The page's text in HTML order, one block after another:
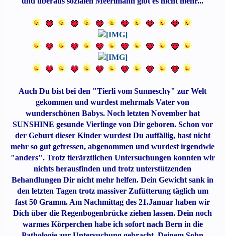
Auch Du bist bei den "Tierli vom Sunneschy" zur Welt
gekommen und wurdest mehrmals Vater von
wunderschönen Babys. Noch letzten November hat
SUNSHINE gesunde Vierlinge von Dir geboren. Schon vor
der Geburt dieser Kinder wurdest Du auffällig, hast nicht
mehr so gut gefressen, abgenommen und wurdest irgendwie
"anders". Trotz tierärztlichen Untersuchungen konnten wir
nichts herausfinden und trotz unterstützenden
Behandlungen Dir nicht mehr helfen. Dein Gewicht sank in
den letzten Tagen trotz massiver Zufütterung täglich um
fast 50 Gramm. Am Nachmittag des 21.Januar haben wir
Dich über die Regenbogenbrücke ziehen lassen. Dein noch
warmes Körperchen habe ich sofort nach Bern in die